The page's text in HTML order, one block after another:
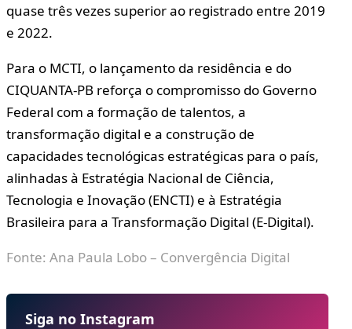
quase três vezes superior ao registrado entre 2019
e 2022.
Para o MCTI, o lançamento da residência e do
CIQUANTA-PB reforça o compromisso do Governo
Federal com a formação de talentos, a
transformação digital e a construção de
capacidades tecnológicas estratégicas para o país,
alinhadas à Estratégia Nacional de Ciência,
Tecnologia e Inovação (ENCTI) e à Estratégia
Brasileira para a Transformação Digital (E-Digital).
Fonte: Ana Paula Lobo– Convergência Digital
Siga no Instagram